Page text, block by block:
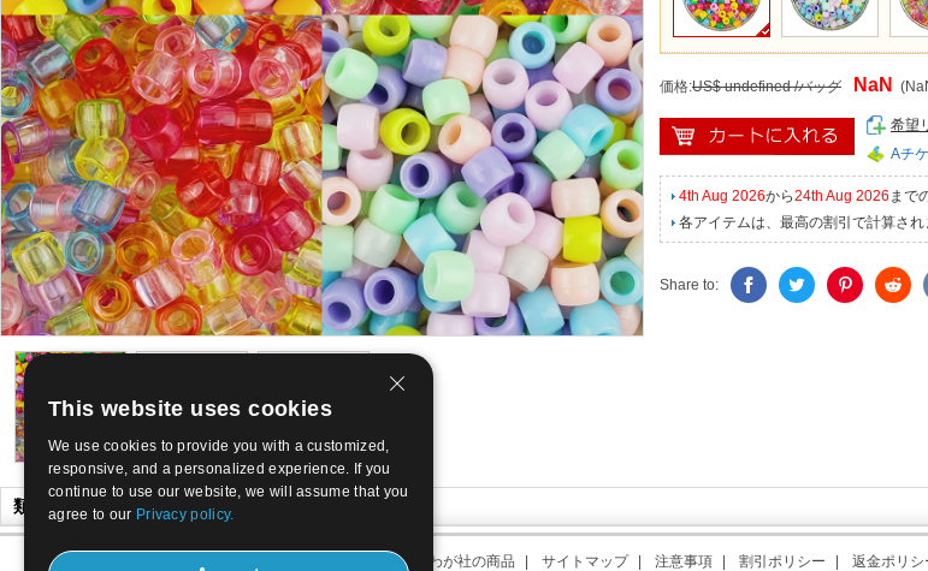
価格:US$ undefined /バッグ NaN
希望
Aチ
4th Aug 2026から24th Aug 2026 まで
各アイテムは、最高の割引で計算され
Share to:
類似商品
わが社の住所 わが社の商品 サイトマップ 注意事項 割引ポリシー 返金ポリシ
This website uses cookies
We use cookies to provide you with a customized,
responsive, and a personalized experience. If you
continue to use our website, we will assume that you
agree to our Privacy policy.